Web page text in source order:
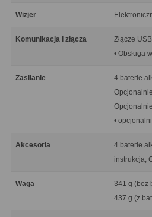
Wizjer
Komunikacja i złącza
Złącze
• Obsługa
Zasilanie
4 baterie
•
Akcesoria
4 baterie
instrukcja,
Waga
341 g (bez
437 g (z